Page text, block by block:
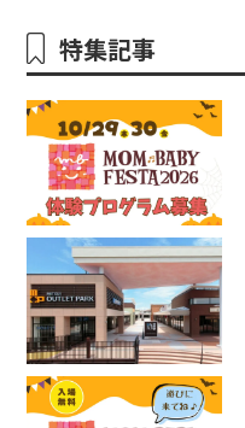
特集記事